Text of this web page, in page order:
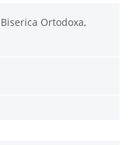
Ortodoxa,